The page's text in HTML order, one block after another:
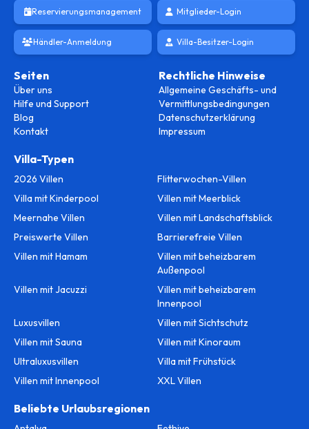
Reservierungsmanagement Mitglieder-Login
Händler-Anmeldung Villa-Besitzer-Login
Seiten
Über uns
Hilfe und Support
Blog
Kontakt
Rechtliche Hinweise
Allgemeine Geschäfts- und
Vermittlungsbedingungen
Datenschutzerklärung
Impressum
Villa-Typen
2026 Villen
Flitterwochen-Villen
Villa mit Kinderpool
Villen mit Meerblick
Meernahe Villen
Villen mit Landschaftsblick
Preiswerte Villen
Barrierefreie Villen
Villen mit Hamam
Villen mit beheizbarem
Außenpool
Villen mit Jacuzzi
Villen mit beheizbarem
Innenpool
Luxusvillen
Villen mit Sichtschutz
Villen mit Sauna
Villen mit Kinoraum
Ultraluxusvillen
Villa mit Frühstück
Villen mit Innenpool
XXL Villen
Beliebte Urlaubsregionen